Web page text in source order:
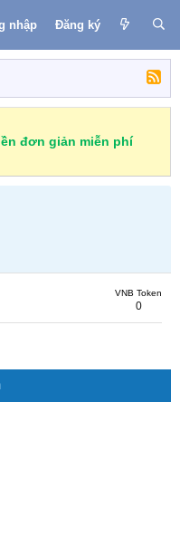
nhập Đăng ký
đơn giản miễn phí
VNB Token
0